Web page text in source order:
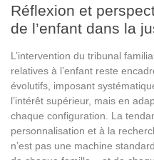
Réflexion et
de l’enfant dans la
L’intervention du tribunal
relatives à l’enfant reste
évolutifs, imposant
l’intérêt supérieur, mais en
chaque configuration. La
personnalisation et à la
n’est pas une machine